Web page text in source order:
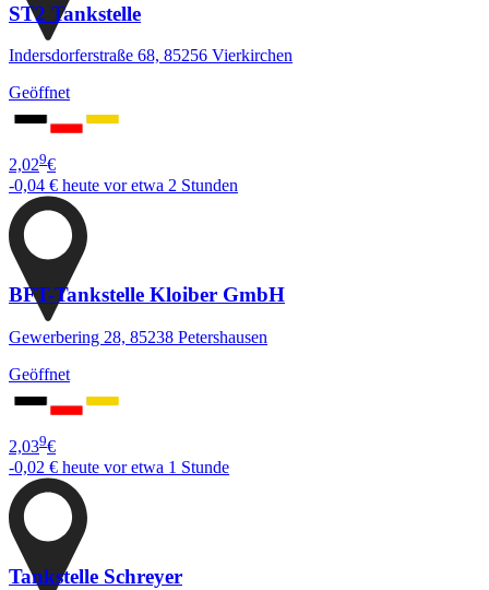
ST2 Tankstelle
Indersdorferstraße 68, 85256 Vierkirchen
Geöffnet
2,029€
-0,04 € heute vor etwa 2 Stunden
BFT-Tankstelle Kloiber GmbH
Gewerbering 28, 85238 Petershausen
Geöffnet
2,039€
-0,02 € heute vor etwa 1 Stunde
Tankstelle Schreyer